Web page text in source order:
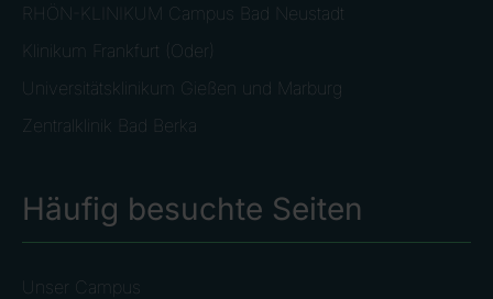
RHÖN-KLINIKUM Campus Bad Neustadt
Klinikum Frankfurt (Oder)
Universitätsklinikum Gießen und Marburg
Zentralklinik Bad Berka
Häufig besuchte Seiten
Unser Campus